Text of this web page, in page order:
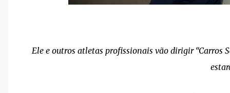
Ele e outros atletas profissionais vão dirigir “Carros